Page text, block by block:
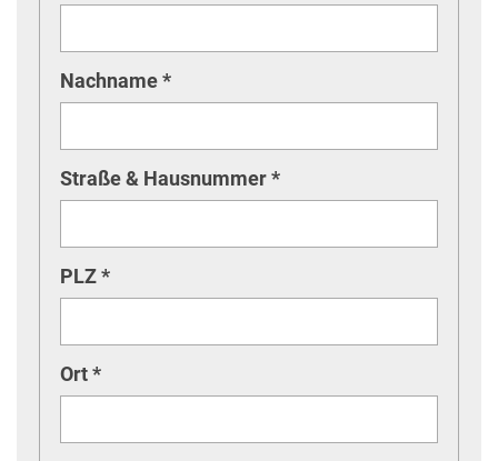
Nachname *
Straße & Hausnummer *
PLZ *
Ort *